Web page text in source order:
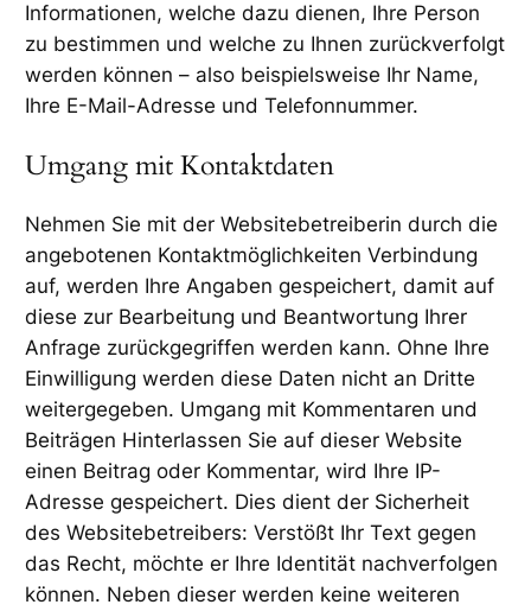
Informationen, welche dazu dienen, Ihre Person
zu bestimmen und welche zu Ihnen zurückverfolgt
werden können – also beispielsweise Ihr Name,
Ihre E-Mail-Adresse und Telefonnummer.
Umgang mit Kontaktdaten
Nehmen Sie mit der Websitebetreiberin durch die
angebotenen Kontaktmöglichkeiten Verbindung
auf, werden Ihre Angaben gespeichert, damit auf
diese zur Bearbeitung und Beantwortung Ihrer
Anfrage zurückgegriffen werden kann. Ohne Ihre
Einwilligung werden diese Daten nicht an Dritte
weitergegeben. Umgang mit Kommentaren und
Beiträgen Hinterlassen Sie auf dieser Website
einen Beitrag oder Kommentar, wird Ihre IP-
Adresse gespeichert. Dies dient der Sicherheit
des Websitebetreibers: Verstößt Ihr Text gegen
das Recht, möchte er Ihre Identität nachverfolgen
können. Neben dieser werden keine weiteren